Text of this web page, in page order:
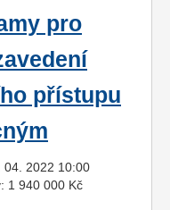
pro
přístupu
04. 2022 10:00
1 940 000 Kč